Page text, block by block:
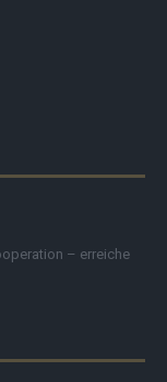
– erreiche